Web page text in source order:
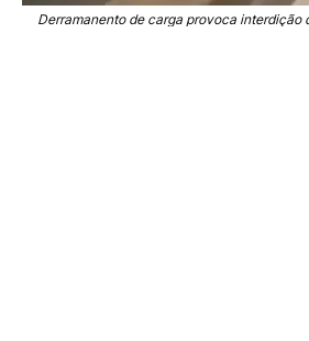
Derramanento de carga provoca interdição